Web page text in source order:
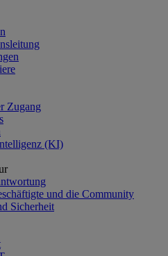
Zugang
(KI)
und die Community
Sicherheit